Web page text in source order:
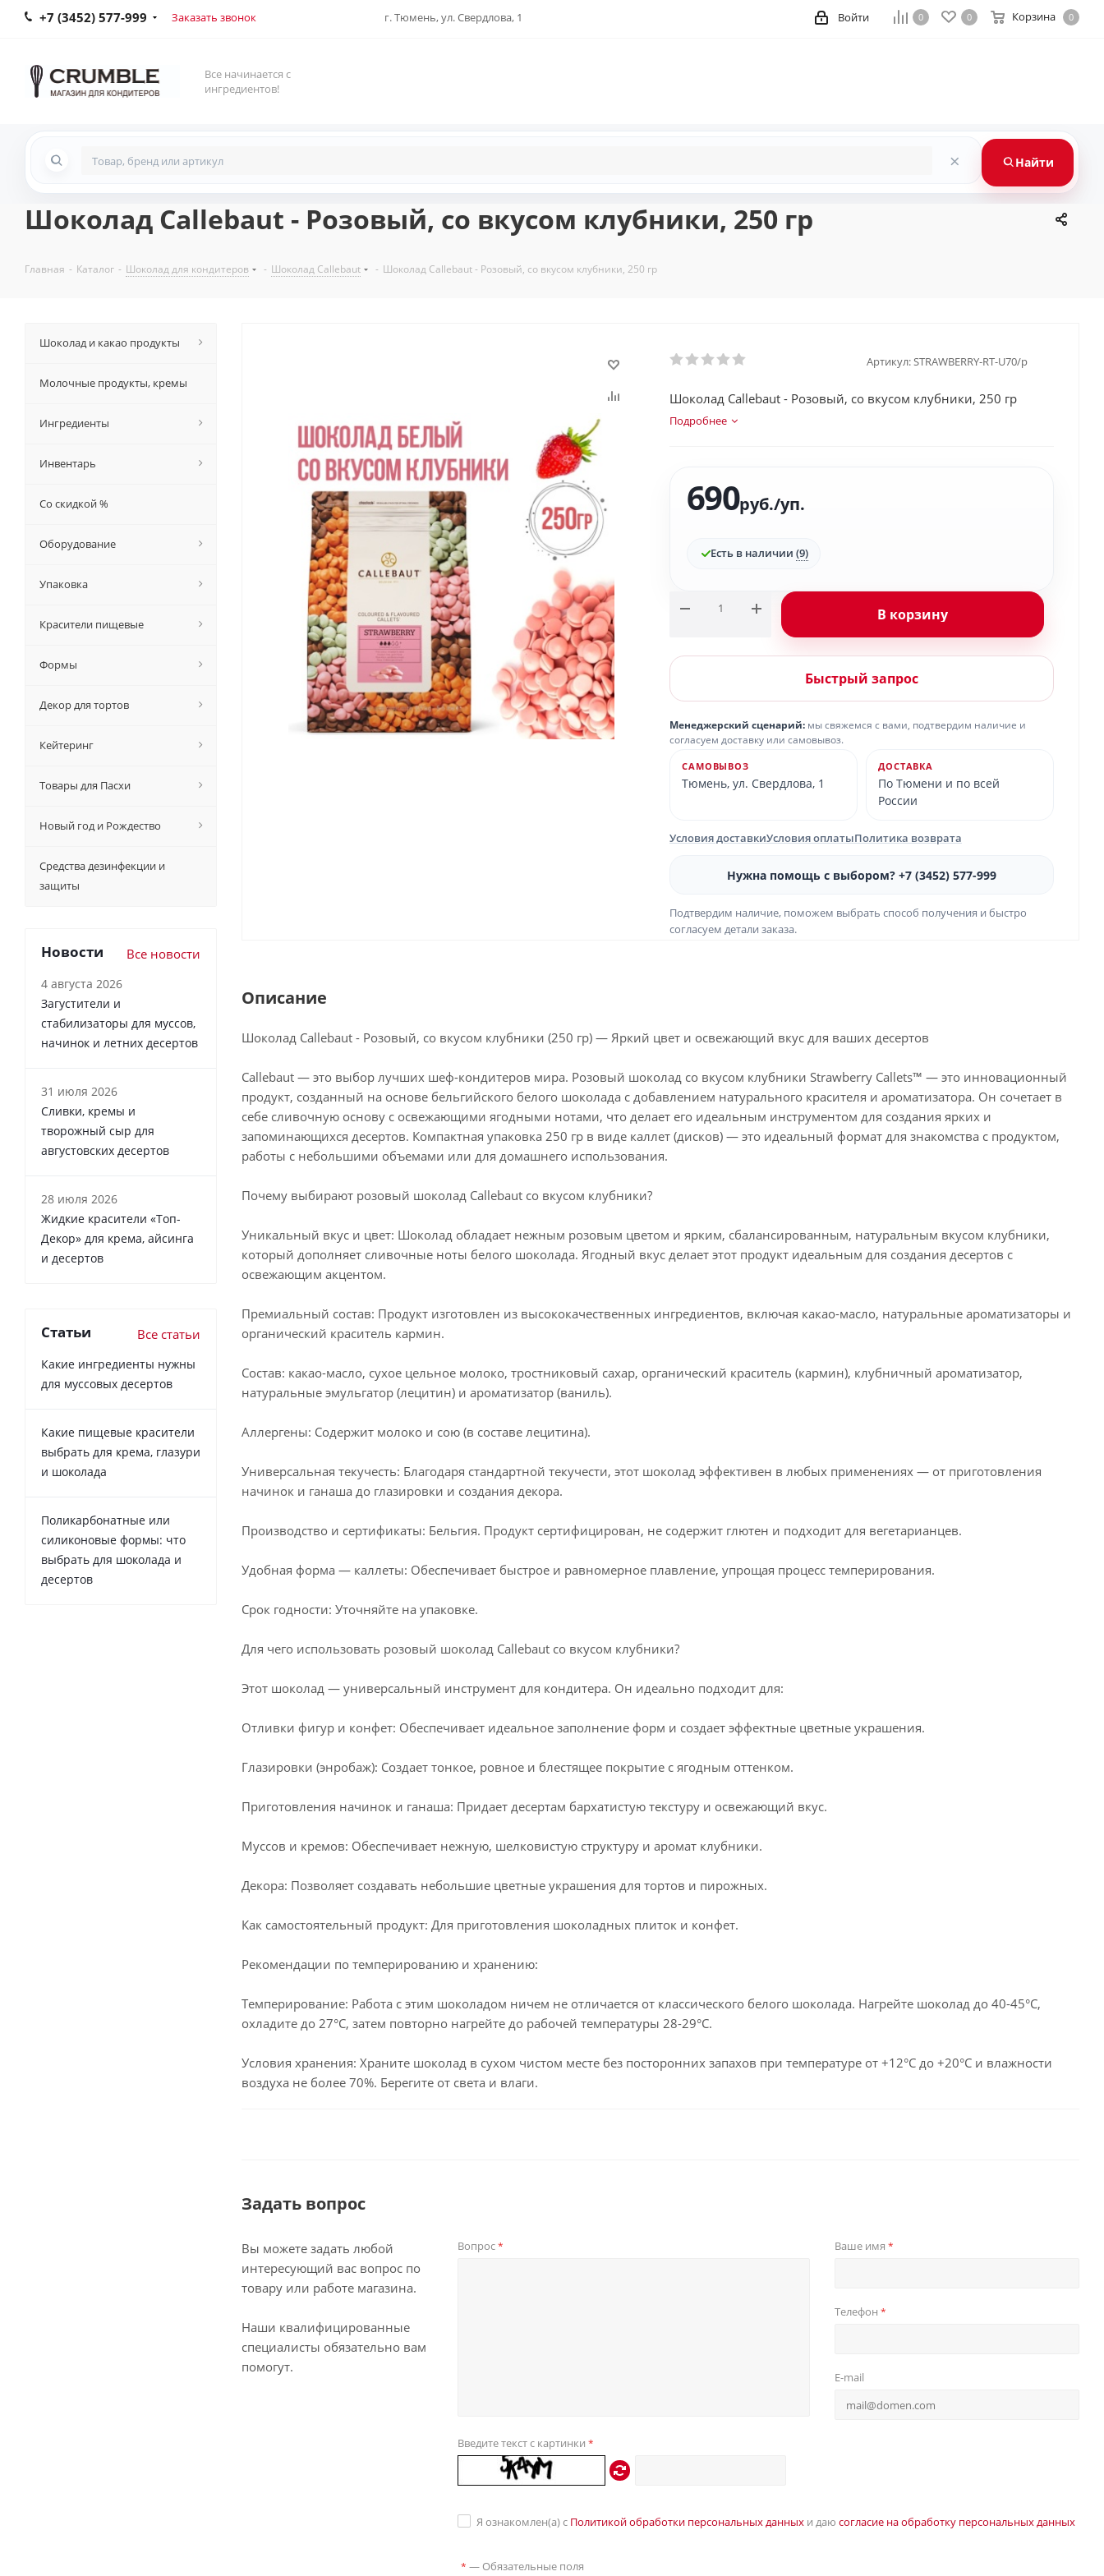
+7 (3452) 577-999 Заказать звонок г. Тюмень, ул. Свердлова, 1 0 0 Корзина 0
Войти
Все начинается с
ингредиентов!
× Найти
Шоколад Callebaut - Розовый, со вкусом клубники, 250 гр
Главная - Каталог - Шоколад для кондитеров - Шоколад Callebaut - Шоколад Callebaut - Розовый, со вкусом клубники, 250 гр
Артикул: STRAWBERRY-RT-U70/p
Шоколад Callebaut - Розовый, со вкусом клубники, 250 гр
Подробнее
690руб./уп.
Есть в наличии (9)
В корзину
Быстрый запрос
Менеджерский сценарий: мы свяжемся с вами, подтвердим наличие и
согласуем доставку или самовывоз.
САМОВЫВОЗ
Тюмень, ул. Свердлова, 1
ДОСТАВКА
По Тюмени и по всей
России
Условия доставкиУсловия оплатыПолитика возврата
Нужна помощь с выбором? +7 (3452) 577-999
Подтвердим наличие, поможем выбрать способ получения и быстро
согласуем детали заказа.
Описание
Шоколад Callebaut - Розовый, со вкусом клубники (250 гр) — Яркий цвет и освежающий вкус для ваших десертов
Callebaut — это выбор лучших шеф-кондитеров мира. Розовый шоколад со вкусом клубники Strawberry Callets™ — это инновационный
продукт, созданный на основе бельгийского белого шоколада с добавлением натурального красителя и ароматизатора. Он сочетает в
себе сливочную основу с освежающими ягодными нотами, что делает его идеальным инструментом для создания ярких и
запоминающихся десертов. Компактная упаковка 250 гр в виде каллет (дисков) — это идеальный формат для знакомства с продуктом,
работы с небольшими объемами или для домашнего использования.
Почему выбирают розовый шоколад Callebaut со вкусом клубники?
Уникальный вкус и цвет: Шоколад обладает нежным розовым цветом и ярким, сбалансированным, натуральным вкусом клубники,
который дополняет сливочные ноты белого шоколада. Ягодный вкус делает этот продукт идеальным для создания десертов с
освежающим акцентом.
Премиальный состав: Продукт изготовлен из высококачественных ингредиентов, включая какао-масло, натуральные ароматизаторы и
органический краситель кармин.
Состав: какао-масло, сухое цельное молоко, тростниковый сахар, органический краситель (кармин), клубничный ароматизатор,
натуральные эмульгатор (лецитин) и ароматизатор (ваниль).
Аллергены: Содержит молоко и сою (в составе лецитина).
Универсальная текучесть: Благодаря стандартной текучести, этот шоколад эффективен в любых применениях — от приготовления
начинок и ганаша до глазировки и создания декора.
Производство и сертификаты: Бельгия. Продукт сертифицирован, не содержит глютен и подходит для вегетарианцев.
Удобная форма — каллеты: Обеспечивает быстрое и равномерное плавление, упрощая процесс темперирования.
Срок годности: Уточняйте на упаковке.
Для чего использовать розовый шоколад Callebaut со вкусом клубники?
Этот шоколад — универсальный инструмент для кондитера. Он идеально подходит для:
Отливки фигур и конфет: Обеспечивает идеальное заполнение форм и создает эффектные цветные украшения.
Глазировки (энробаж): Создает тонкое, ровное и блестящее покрытие с ягодным оттенком.
Приготовления начинок и ганаша: Придает десертам бархатистую текстуру и освежающий вкус.
Муссов и кремов: Обеспечивает нежную, шелковистую структуру и аромат клубники.
Декора: Позволяет создавать небольшие цветные украшения для тортов и пирожных.
Как самостоятельный продукт: Для приготовления шоколадных плиток и конфет.
Рекомендации по темперированию и хранению:
Темперирование: Работа с этим шоколадом ничем не отличается от классического белого шоколада. Нагрейте шоколад до 40-45°C,
охладите до 27°C, затем повторно нагрейте до рабочей температуры 28-29°C.
Условия хранения: Храните шоколад в сухом чистом месте без посторонних запахов при температуре от +12°C до +20°C и влажности
воздуха не более 70%. Берегите от света и влаги.
Задать вопрос
Вы можете задать любой
интересующий вас вопрос по
товару или работе магазина.
Наши квалифицированные
специалисты обязательно вам
помогут.
Вопрос* Ваше имя *
Телефон *
E-mail
Введите текст с картинки *
Я ознакомлен(а) с Политикой обработки персональных данныхи даю согласие на обработку персональных данных
* — Обязательные поля
Шоколад и какао продукты
Молочные продукты, кремы
Ингредиенты
Инвентарь
Со скидкой %
Оборудование
Упаковка
Красители пищевые
Формы
Декор для тортов
Кейтеринг
Товары для Пасхи
Новый год и Рождество
Средства дезинфекции и
защиты
Новости Все новости
4 августа 2026
Загустители и
стабилизаторы для муссов,
начинок и летних десертов
31 июля 2026
Сливки, кремы и
творожный сыр для
августовских десертов
28 июля 2026
Жидкие красители «Топ-
Декор» для крема, айсинга
и десертов
Статьи Все статьи
Какие ингредиенты нужны
для муссовых десертов
Какие пищевые красители
выбрать для крема, глазури
и шоколада
Поликарбонатные или
силиконовые формы: что
выбрать для шоколада и
десертов